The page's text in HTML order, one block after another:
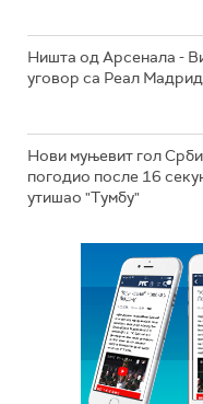
Ништа од Арсенала -
уговор са Реал
Нови муњевит гол
погодио после 16
утишао "Тумбу"